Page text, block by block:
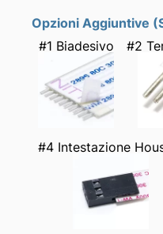
Opzioni Aggiuntive
#1 Biadesivo
#2
#4 Intestazione